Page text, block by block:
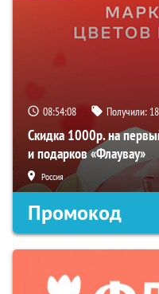
08:54:07 Получили: 18
Скидка 1000р. на
и подарков «Флаувау»
Россия
Промокод